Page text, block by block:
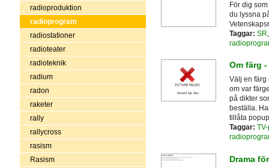
radioproduktion
radioprogram
radiostationer
radioteater
radioteknik
radium
radon
raketer
rally
rallycross
rasism
Rasism
För dig
du lyssna
Taggar: SR
Om färg -
Välj en färg
om var
på dikter
beställa.
tillåta
Taggar:
Drama